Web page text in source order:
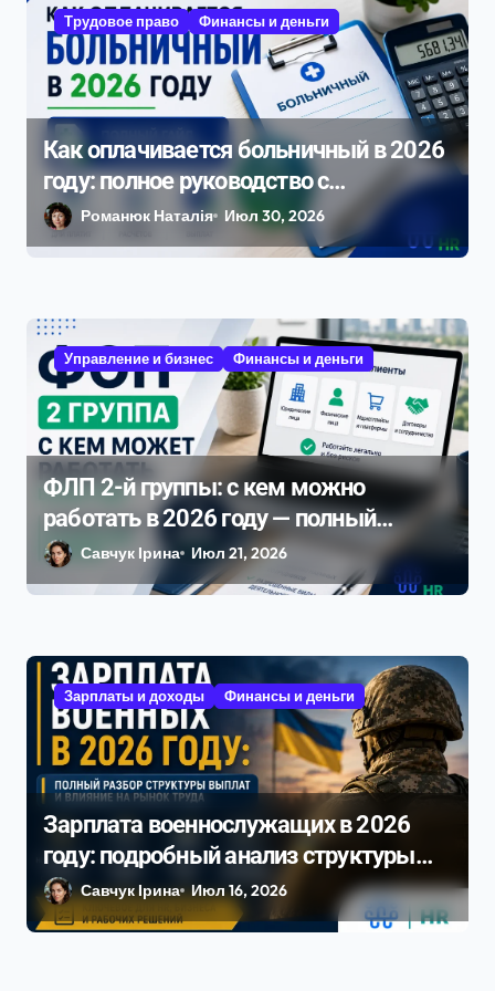
а
с
м
Трудовое право Финансы и деньги
Как оплачивается больничный в 2026
году: полное руководство с
примерами расчета
Романюк Наталія Июл 30, 2026
Управление и бизнес Финансы и деньги
ФЛП 2-й группы: с кем можно
работать в 2026 году — полный
разбор ограничений и рисков
Савчук Ірина Июл 21, 2026
Зарплаты и доходы Финансы и деньги
Зарплата военнослужащих в 2026
году: подробный анализ структуры
выплат и влияние на рынок труда
Савчук Ірина Июл 16, 2026